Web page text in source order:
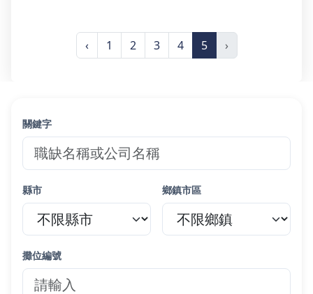
‹ 1 2 3 4 5 ›
關鍵字
縣市 鄉鎮市區
攤位編號